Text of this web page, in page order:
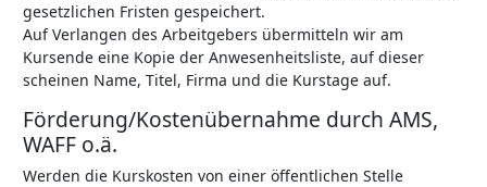
gesetzlichen Fristen gespeichert.
Auf Verlangen des Arbeitgebers übermitteln wir am
Kursende eine Kopie der Anwesenheitsliste, auf dieser
scheinen Name, Titel, Firma und die Kurstage auf.
Förderung/Kostenübernahme durch AMS,
WAFF o.ä.
Werden die Kurskosten von einer öffentlichen Stelle